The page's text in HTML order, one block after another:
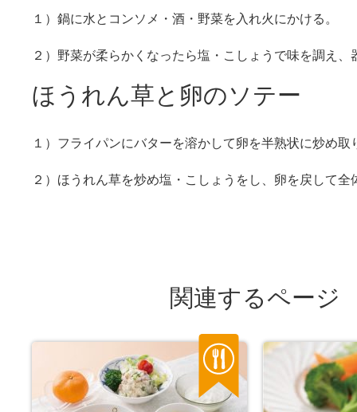
１）鍋に水とコンソメ・酒・野菜を入れ火にかける。
２）野菜が柔らかくなったら塩・こしょうで味を調え、
ほうれん草と卵のソテー
１）フライパンにバターを溶かして卵を半熟状に炒め取
２）ほうれん草を炒め塩・こしょうをし、卵を戻して全
関連するページ